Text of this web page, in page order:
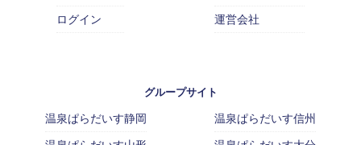
ログイン 運営会社
グループサイト
温泉ぱらだいす静岡 温泉ぱらだいす信州